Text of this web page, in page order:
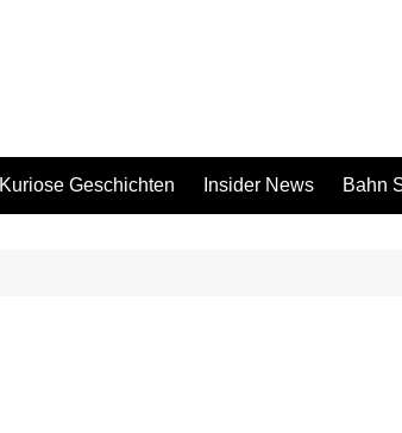
Kuriose Geschichten Insider News Bahn